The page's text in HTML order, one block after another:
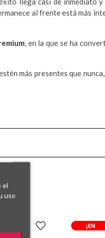
al frente está más
, en la que se ha
más presentes que
¡EN
OFERTA!
el
uso